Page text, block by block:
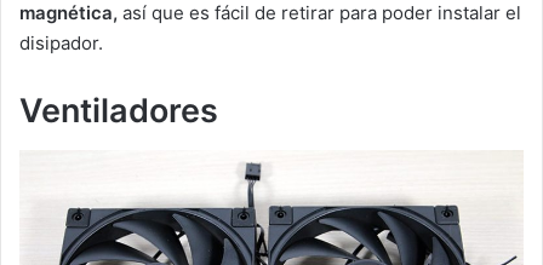
magnética, así que es fácil de retirar para poder instalar el
disipador.
Ventiladores